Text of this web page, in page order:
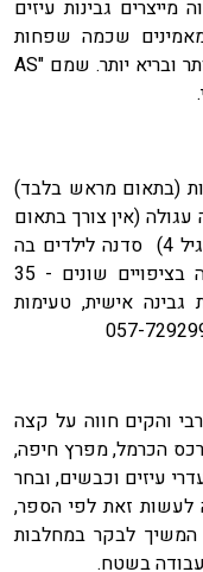
גבינות עיזים
שכמה שפחות
מוסיפים לגבינות כך טעמן יהיה משובך יותר ובריא יותר. שמם "AS
(בתאום מראש בלבד)
11:00-18:00, כל שעה עגולה (אין צורך בתאום
מראש). מחירים: סיור: 10 שקל לאדם (מגיל 4) סדנה לילדים בה
מכינים מעדן מגבינת עיזים וכדורי גבינה בציפויים שונים - 35
אישית, טעימות
והקים חווה על קצה
הכרמל, מפרץ חיפה,
עיזים וכבשים, ובחר
לעשות זאת לפי הספר,
לבקר במחלבות
בשטח.